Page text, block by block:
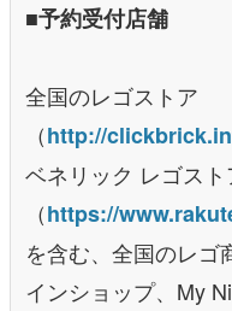
■予約受付店舗
全国のレゴストア
（http://
ベネリック レゴス
（https://
を含む、全国のレゴ
インショップ、My